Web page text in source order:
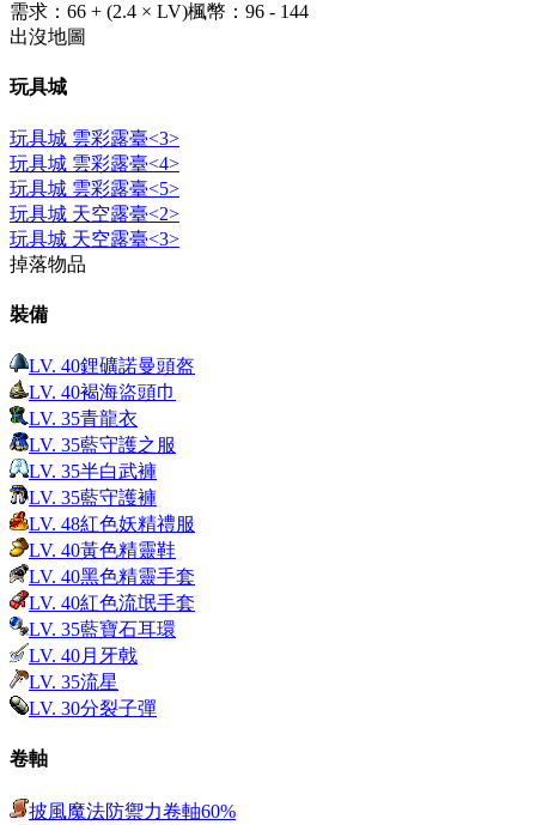
需求 ： 66 + (2.4 × LV)楓幣 ： 96 - 144
出沒地圖
玩具城
玩具城 雲彩露臺<3>
玩具城 雲彩露臺<4>
玩具城 雲彩露臺<5>
玩具城 天空露臺<2>
玩具城 天空露臺<3>
掉落物品
裝備
LV. 40鋰礦諾曼頭盔
LV. 40褐海盜頭巾
LV. 35青龍衣
LV. 35藍守護之服
LV. 35半白武褲
LV. 35藍守護褲
LV. 48紅色妖精禮服
LV. 40黃色精靈鞋
LV. 40黑色精靈手套
LV. 40紅色流氓手套
LV. 35藍寶石耳環
LV. 40月牙戟
LV. 35流星
LV. 30分裂子彈
卷軸
披風魔法防禦力卷軸60%